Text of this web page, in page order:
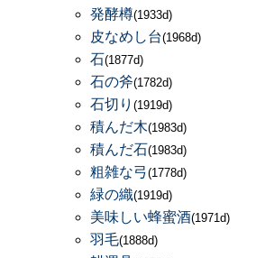
発酵樽(1933d)
皮なめし台(1968d)
石(1877d)
石の斧(1782d)
石切り (1919d)
積んだ木(1983d)
積んだ石(1983d)
粗雑な弓(1778d)
緑の織(1919d)
美味しい蜂蜜酒(1971d)
羽毛(1888d)